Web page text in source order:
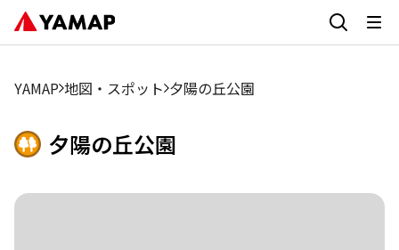
YAMAP 地図・スポット 夕陽の丘公園
夕陽の丘公園